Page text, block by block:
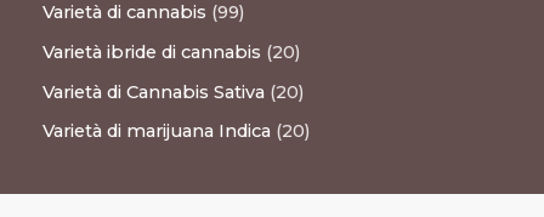
Varietà di cannabis 99
Varietà ibride di cannabis
20
Varietà di Cannabis Sativa
20
Varietà di marijuana Indica
20